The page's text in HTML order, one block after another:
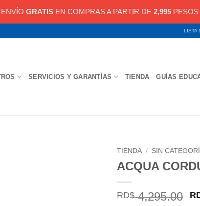
LISTA
SERVICIOS Y GARANTÍAS TIENDA GUÍAS
TIENDA / SIN
ACQUA
RD$4,295.00
ENVÍO GRATIS EN COMPRAS A PARTIR DE 2,995 PESOS